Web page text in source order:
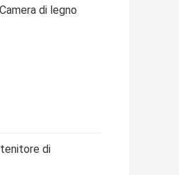
di legno
di